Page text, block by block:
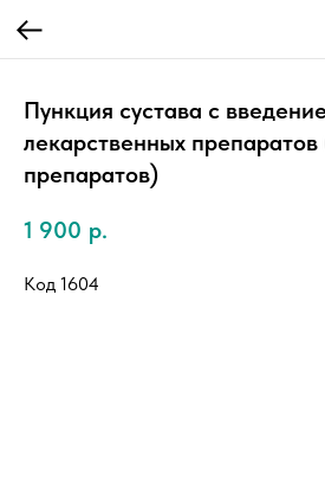
Пункция сустава с
лекарственных
препаратов)
1 900 р.
Код 1604